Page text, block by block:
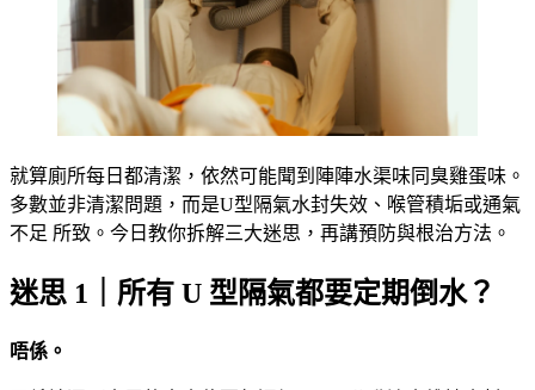
就算廁所每日都清潔，依然可能聞到陣陣水渠味同臭雞蛋味。
多數並非清潔問題，而是U型隔氣水封失效、喉管積垢或通氣
不足 所致。今日教你拆解三大迷思，再講預防與根治方法。
迷思 1｜所有 U 型隔氣都要定期倒水？
唔係。